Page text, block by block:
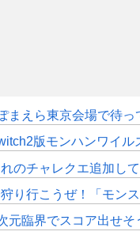
まえら東京会場で待っ
版モンハンワイル
のチャレクエ追加し
り行こうぜ！「モン
元臨界でスコア出せそ